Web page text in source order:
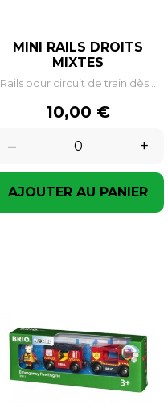
MINI RAILS DROITS
MIXTES
Rails pour circuit de train dès...
Prix
10,00 €
–
+
AJOUTER AU PANIER